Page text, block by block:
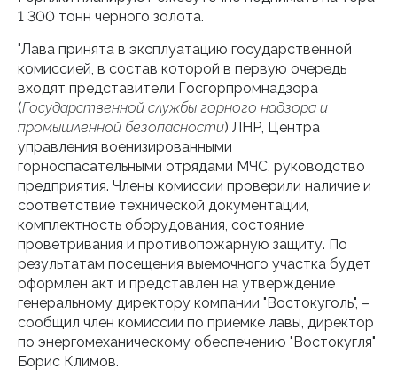
1 300 тонн черного золота.
"Лава принята в эксплуатацию государственной
комиссией, в состав которой в первую очередь
входят представители Госгорпромнадзора
(Государственной службы горного надзора и
промышленной безопасности) ЛНР, Центра
управления военизированными
горноспасательными отрядами МЧС, руководство
предприятия. Члены комиссии проверили наличие и
соответствие технической документации,
комплектность оборудования, состояние
проветривания и противопожарную защиту. По
результатам посещения выемочного участка будет
оформлен акт и представлен на утверждение
генеральному директору компании "Востокуголь", –
сообщил член комиссии по приемке лавы, директор
по энергомеханическому обеспечению "Востокугля"
Борис Климов.